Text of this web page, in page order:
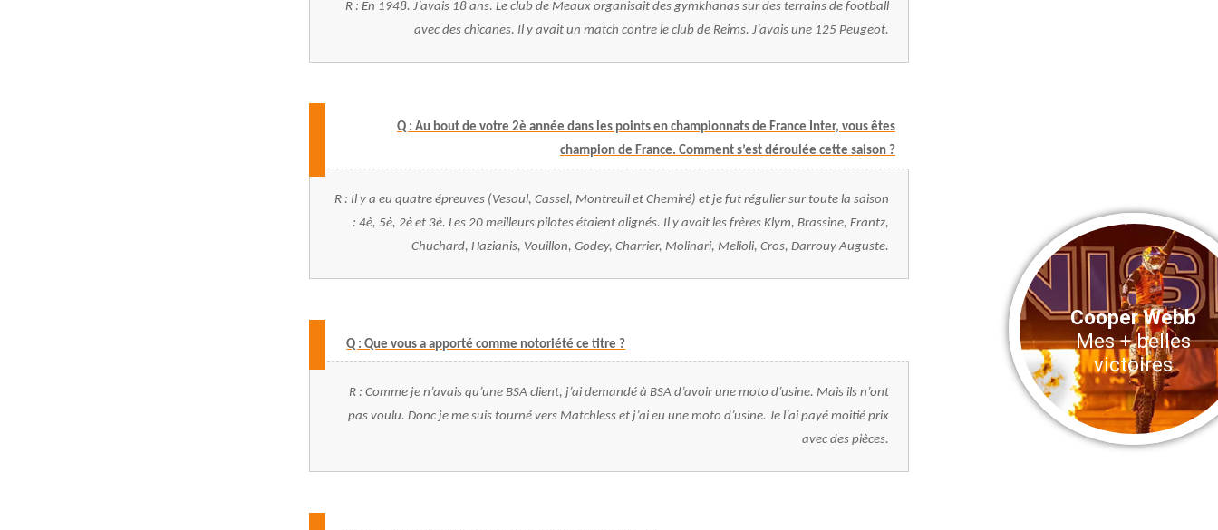
Cooper Webb
Mes + belles
victoires
R : En 1948. J’avais 18 ans. Le club de Meaux organisait des gymkhanas sur des terrains de football
avec des chicanes. Il y avait un match contre le club de Reims. J’avais une 125 Peugeot.
Q : Au bout de votre 2è année dans les points en championnats de France Inter, vous êtes
champion de France. Comment s’est déroulée cette saison ?
R : Il y a eu quatre épreuves (Vesoul, Cassel, Montreuil et Chemiré) et je fut régulier sur toute la saison
: 4è, 5è, 2è et 3è. Les 20 meilleurs pilotes étaient alignés. Il y avait les frères Klym, Brassine, Frantz,
Chuchard, Hazianis, Vouillon, Godey, Charrier, Molinari, Melioli, Cros, Darrouy Auguste.
Q : Que vous a apporté comme notoriété ce titre ?
R : Comme je n’avais qu’une BSA client, j’ai demandé à BSA d’avoir une moto d’usine. Mais ils n’ont
pas voulu. Donc je me suis tourné vers Matchless et j’ai eu une moto d’usine. Je l’ai payé moitié prix
avec des pièces.